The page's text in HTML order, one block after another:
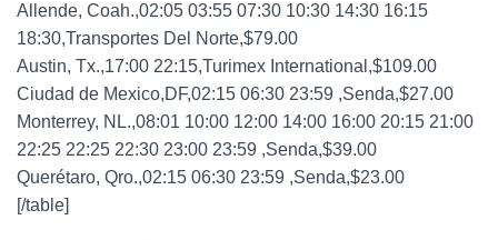
Allende, Coah.,02:05 03:55 07:30 10:30 14:30 16:15
18:30,Transportes Del Norte,$79.00
Austin, Tx.,17:00 22:15,Turimex International,$109.00
Ciudad de Mexico,DF,02:15 06:30 23:59 ,Senda,$27.00
Monterrey, NL.,08:01 10:00 12:00 14:00 16:00 20:15 21:00
22:25 22:25 22:30 23:00 23:59 ,Senda,$39.00
Querétaro, Qro.,02:15 06:30 23:59 ,Senda,$23.00
[/table]